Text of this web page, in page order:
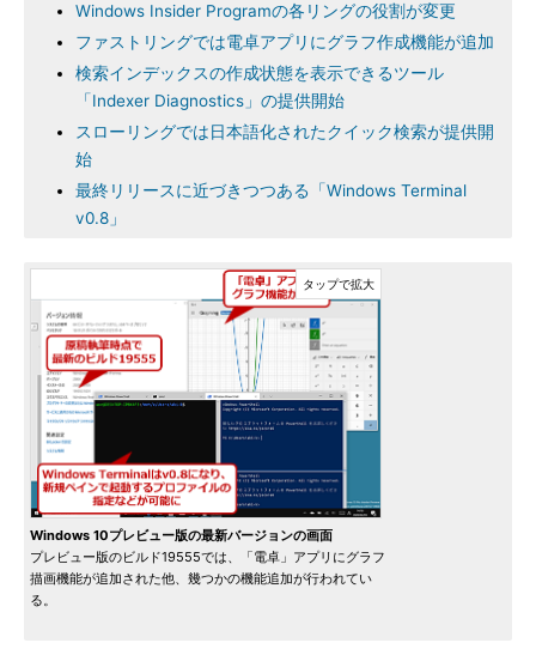
Windows Insider Programの各リングの役割が変更
ファストリングでは電卓アプリにグラフ作成機能が追加
検索インデックスの作成状態を表示できるツール
「Indexer Diagnostics」の提供開始
スローリングでは日本語化されたクイック検索が提供開
始
最終リリースに近づきつつある「Windows Terminal
v0.8」
Windows 10プレビュー版の最新バージョンの画面
プレビュー版のビルド19555では、「電卓」アプリにグラフ
描画機能が追加された他、幾つかの機能追加が行われてい
る。